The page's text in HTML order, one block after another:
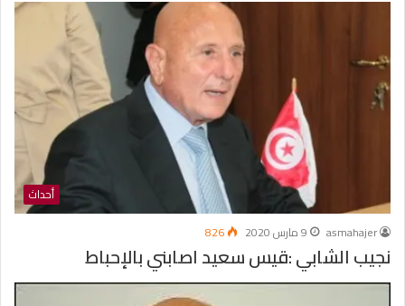
أحداث
asmahajer
9 مارس 2020 826
نجيب الشابي :قيس سعيد اصابني بالإحباط